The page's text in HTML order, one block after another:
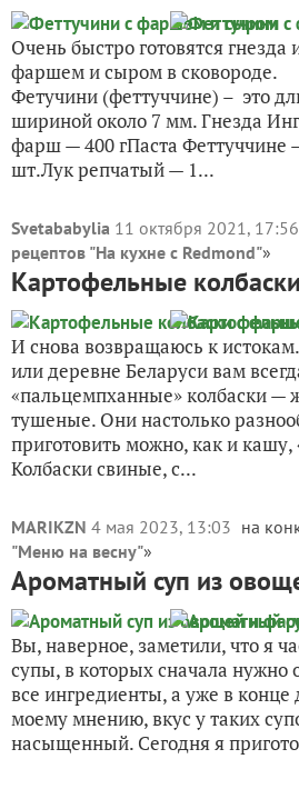
Очень быстро готовятся гнезда
фаршем и сыром в сковороде.
Фетучини (феттуччине) – это
шириной около 7 мм. Гнезда
фарш — 400 гПаста Феттуччине
шт.Лук репчатый — 1...
Svetababylia 11 октября 2021, 17:56
рецептов "На кухне с Redmond"»
Картофельные
И снова возвращаюсь к
или деревне Беларуси вам
«пальцемпханные» колбаски —
тушеные. Они настолько
приготовить можно, как и кашу,
Колбаски свиные, с...
MARIKZN 4 мая 2023, 13:03 на
"Меню на весну"»
Ароматный суп из
Вы, наверное, заметили, что я
супы, в которых сначала нужно
все ингредиенты, а уже в
моему мнению, вкус у таких
насыщенный. Сегодня я